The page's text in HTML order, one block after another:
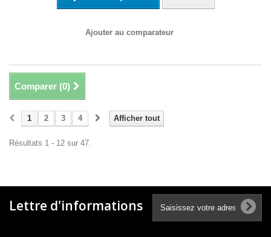
Ajouter au comparateur
Comparer (0)
Afficher tout
1 2 3 4
Résultats 1 - 12 sur 47.
Lettre d'informations